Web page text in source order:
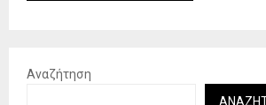
Αναζήτηση